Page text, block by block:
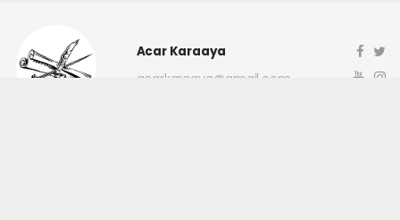
Acar Karaaya
acarkaraaya@gmail.com